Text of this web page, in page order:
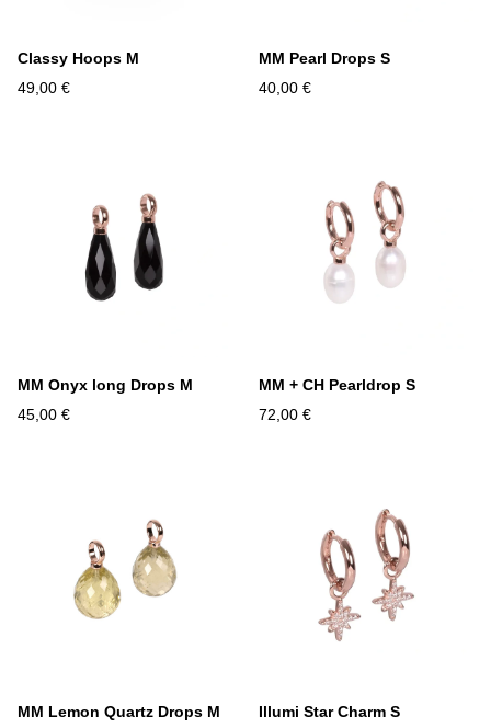
Classy Hoops M
49,00 €
MM Pearl Drops S
40,00 €
MM Onyx long Drops M
45,00 €
MM + CH Pearldrop S
72,00 €
MM Lemon Quartz Drops M
Illumi Star Charm S